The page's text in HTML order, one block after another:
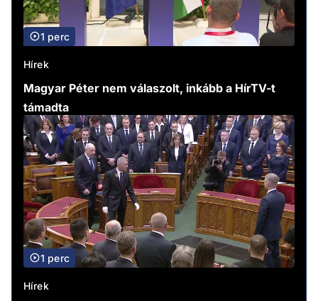
1 perc
Hírek
Magyar Péter nem válaszolt, inkább a HírTV-t
támadta
1 perc
Hírek